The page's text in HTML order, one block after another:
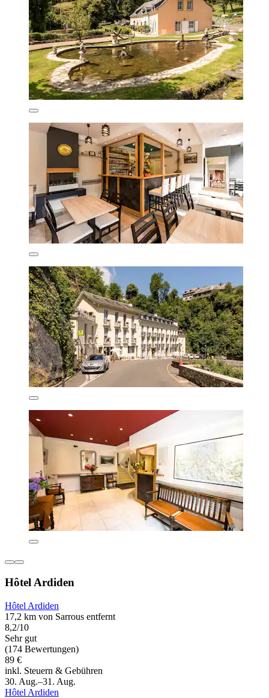
Hôtel Ardiden
Hôtel Ardiden
17,2 km von Sarrous entfernt
8,2/10
Sehr gut
(174 Bewertungen)
89 €
inkl. Steuern & Gebühren
30. Aug.–31. Aug.
Hôtel Ardiden